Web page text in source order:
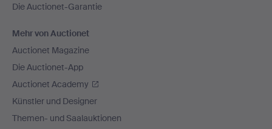
Die Auctionet-Garantie
Mehr von Auctionet
Auctionet Magazine
Die Auctionet-App
Auctionet Academy
Künstler und Designer
Themen- und Saalauktionen